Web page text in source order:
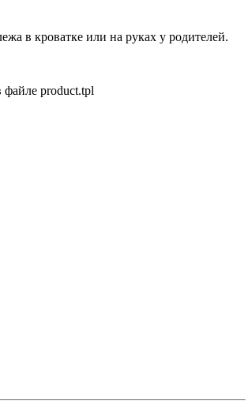
в кроватке или на руках у родителей.
файле product.tpl